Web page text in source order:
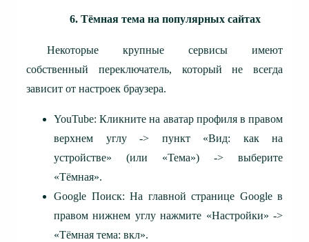
6. Тёмная тема на популярных сайтах
Некоторые крупные сервисы имеют
собственный переключатель, который не всегда
зависит от настроек браузера.
YouTube: Кликните на аватар профиля в правом
верхнем углу -> пункт «Вид: как на
устройстве» (или «Тема») -> выберите
«Тёмная».
Google Поиск: На главной странице Google в
правом нижнем углу нажмите «Настройки» ->
«Тёмная тема: вкл».